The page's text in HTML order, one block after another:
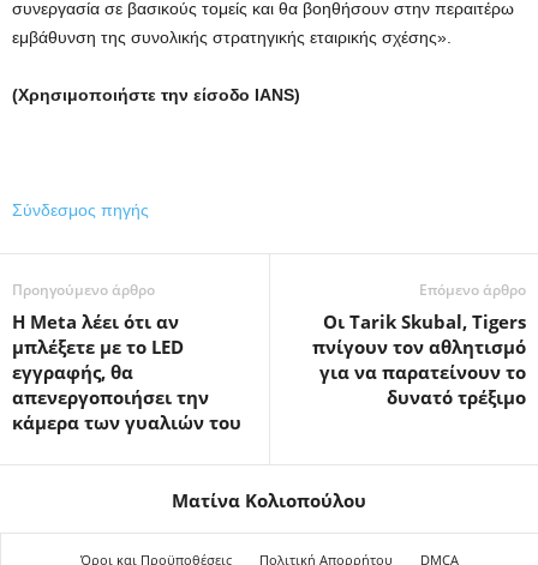
συνεργασία σε βασικούς τομείς και θα βοηθήσουν στην περαιτέρω
εμβάθυνση της συνολικής στρατηγικής εταιρικής σχέσης».
(Χρησιμοποιήστε την είσοδο IANS)
Σύνδεσμος πηγής
Προηγούμενο άρθρο
Η Meta λέει ότι αν
μπλέξετε με το LED
εγγραφής, θα
απενεργοποιήσει την
κάμερα των γυαλιών του
Επόμενο άρθρο
Οι Tarik Skubal, Tigers
πνίγουν τον αθλητισμό
για να παρατείνουν το
δυνατό τρέξιμο
Ματίνα Κολιοπούλου
Όροι και Προϋποθέσεις Πολιτική Απορρήτου DMCA